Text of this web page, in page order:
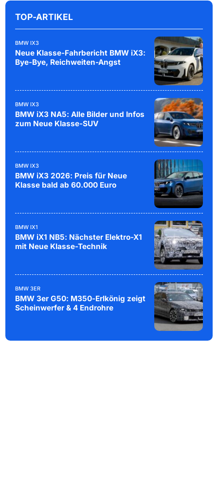
TOP-ARTIKEL
BMW IX3
Neue Klasse-Fahrbericht BMW iX3:
Bye-Bye, Reichweiten-Angst
BMW IX3
BMW iX3 NA5: Alle Bilder und Infos
zum Neue Klasse-SUV
BMW IX3
BMW iX3 2026: Preis für Neue
Klasse bald ab 60.000 Euro
BMW IX1
BMW iX1 NB5: Nächster Elektro-X1
mit Neue Klasse-Technik
BMW 3ER
BMW 3er G50: M350-Erlkönig zeigt
Scheinwerfer & 4 Endrohre